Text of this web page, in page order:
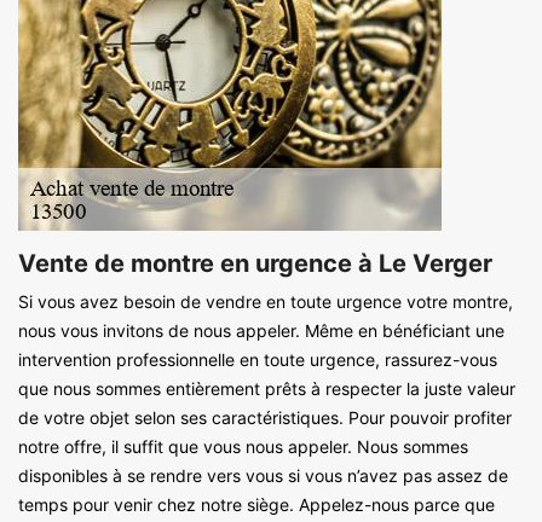
Vente de montre en urgence à Le Verger
Si vous avez besoin de vendre en toute urgence votre montre,
nous vous invitons de nous appeler. Même en bénéficiant une
intervention professionnelle en toute urgence, rassurez-vous
que nous sommes entièrement prêts à respecter la juste valeur
de votre objet selon ses caractéristiques. Pour pouvoir profiter
notre offre, il suffit que vous nous appeler. Nous sommes
disponibles à se rendre vers vous si vous n’avez pas assez de
temps pour venir chez notre siège. Appelez-nous parce que